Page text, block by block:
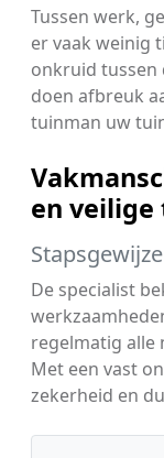
Tussen werk,
er vaak weinig
onkruid tussen
doen afbreuk
tuinman uw
en veilige
De specialist
regelmatig alle
Met een vast
zekerheid en